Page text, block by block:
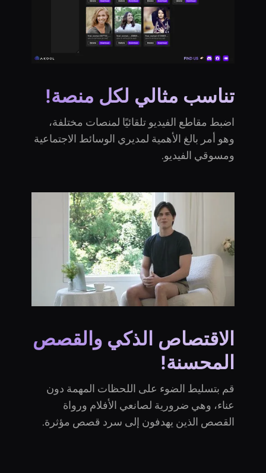
تناسب مثالي لكل منصة!
اضبط مقاطع الفيديو تلقائيًا لمنصات مختلفة،
وهو أمر بالغ الأهمية لمديري الوسائط الاجتماعية
ومسوقي الفيديو.
الاقتصاص الذكي والقصص
المحسنة!
قم بتسليط الضوء على اللحظات المهمة دون
عناء، وهي ضرورية لصانعي الأفلام ورواة
القصص الذين يهدفون إلى سرد قصص مؤثرة.